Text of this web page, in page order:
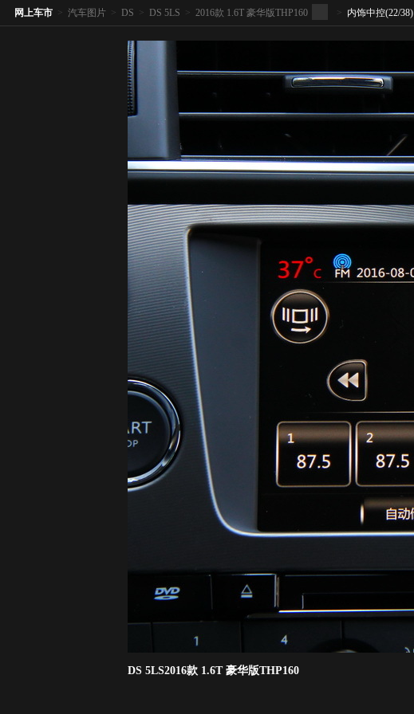
网上车市 > 汽车图片 > DS > DS 5LS > 2016款 1.6T 豪华版THP160 > 内饰中控(22/38)
DS 5LS2016款 1.6T 豪华版THP160